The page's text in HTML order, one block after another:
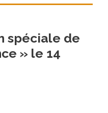
spéciale de
» le 14